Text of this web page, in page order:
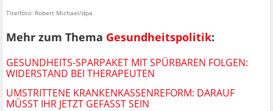
Titelfoto: Robert Michael/dpa
Mehr zum Thema Gesundheitspolitik:
GESUNDHEITS-SPARPAKET MIT SPÜRBAREN FOLGEN:
WIDERSTAND BEI THERAPEUTEN
UMSTRITTENE KRANKENKASSENREFORM: DARAUF
MÜSST IHR JETZT GEFASST SEIN